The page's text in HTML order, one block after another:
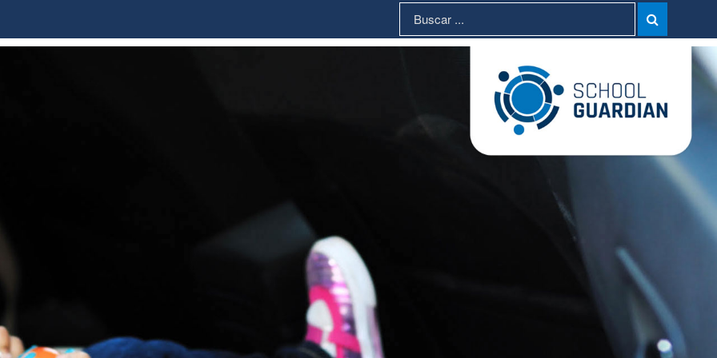
Search
for:
